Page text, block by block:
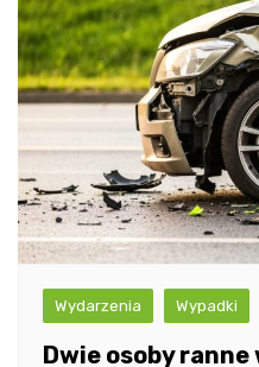
Wydarzenia Wypadki
Dwie osoby ranne